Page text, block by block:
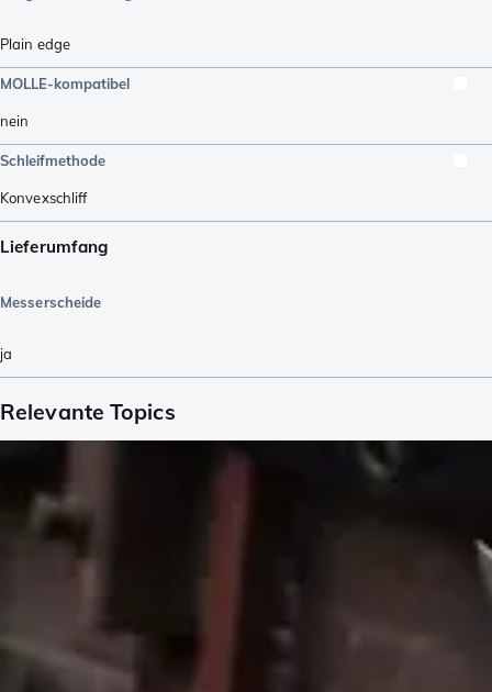
Plain edge
MOLLE-kompatibel
nein
Schleifmethode
Konvexschliff
Lieferumfang
Messerscheide
ja
Relevante Topics